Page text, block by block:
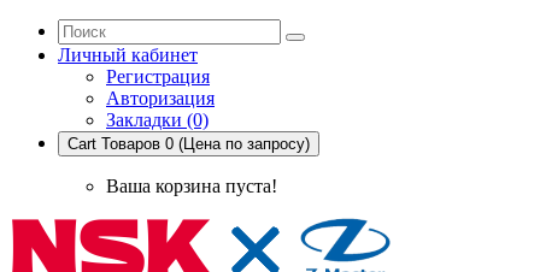
Личный кабинет
Регистрация
Авторизация
Закладки (0)
Cart Товаров 0 (Цена по запросу)
Ваша корзина пуста!